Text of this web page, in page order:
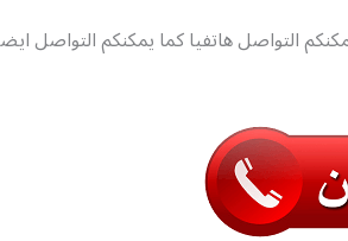
التواصل هاتفيا كما يمكنكم التواصل